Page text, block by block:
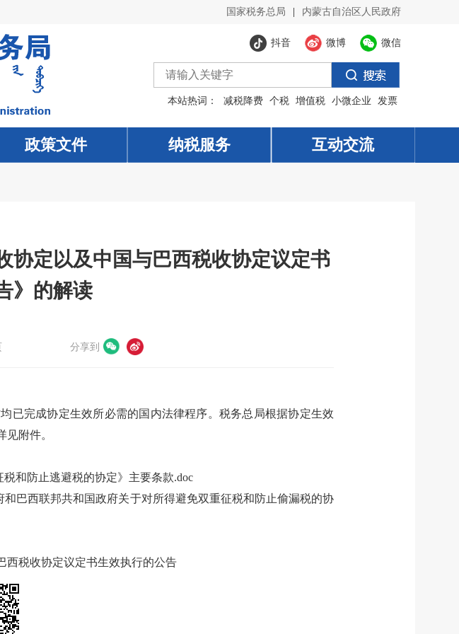
国家税务总局 内蒙古自治区人民政府
微信
微博
抖音
本站热词： 减税降费 个税 增值税 小微企业 发票
政策文件 纳税服务 互动交流
政策文件 纳税服务 互动交流
协定以及中国与巴西税收协定议定书
》的解读
分享到
已完成协定生效所必需的国内法律程序。税务总局根据协定生效
附件。
和防止逃避税的协定》主要条款.doc
和巴西联邦共和国政府关于对所得避免双重征税和防止偷漏税的协
西税收协定议定书生效执行的公告